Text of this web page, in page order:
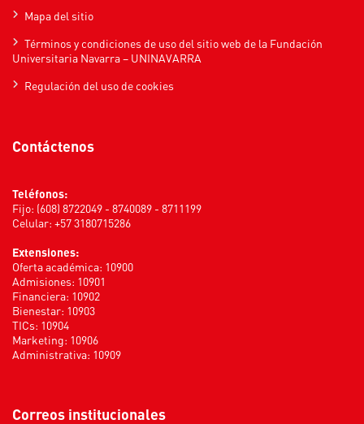
Mapa del sitio
Términos y condiciones de uso del sitio web de la Fundación
Universitaria Navarra – UNINAVARRA
Regulación del uso de cookies
Contáctenos
Teléfonos:
Fijo: (608) 8722049 - 8740089 - 8711199
Celular: +57 3180715286
Extensiones:
Oferta académica: 10900
Admisiones: 10901
Financiera: 10902
Bienestar: 10903
TICs: 10904
Marketing: 10906
Administrativa: 10909
Correos institucionales